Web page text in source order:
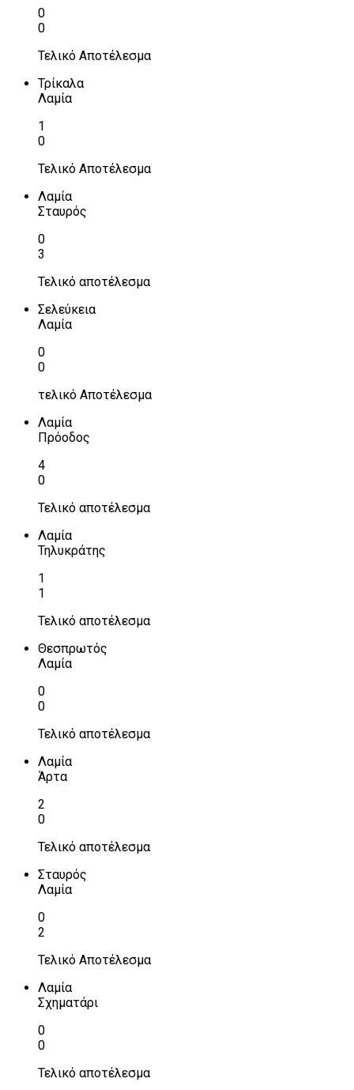
0
0
Τελικό Αποτέλεσμα
Τρίκαλα
Λαμία
1
0
Τελικό Αποτέλεσμα
Λαμία
Σταυρός
0
3
Τελικό αποτέλεσμα
Σελεύκεια
Λαμία
0
0
τελικό Αποτέλεσμα
Λαμία
Πρόοδος
4
0
Τελικό αποτέλεσμα
Λαμία
Τηλυκράτης
1
1
Τελικό αποτέλεσμα
Θεσπρωτός
Λαμία
0
0
Τελικό αποτέλεσμα
Λαμία
Άρτα
2
0
Τελικό αποτέλεσμα
Σταυρός
Λαμία
0
2
Τελικό Αποτέλεσμα
Λαμία
Σχηματάρι
0
0
Τελικό αποτέλεσμα